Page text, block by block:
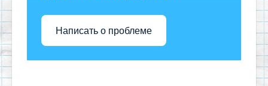
Написать о проблеме